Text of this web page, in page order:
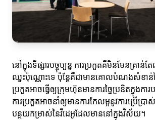
នៅក្នុងទីផ្សារបច្ចុប្បន្ន ការប្រកួតគឺមិនមែនគ្រាន់ត
ឈ្នះប៉ុណ្ណោះទេ ប៉ុន្តែគឺជាមានគោលបំណងសំខាន់នៃ
ប្រកួតអាចធ្វើឲ្យក្រុមហ៊ុនមានការច្នៃប្រឌិតក្នុងក
ការប្រកួតអាចនាំឲ្យមានការកែលម្អនូវការប្រើប្
បន្ថយកម្រាស់នៃវីដេអូដែលមាននៅក្នុងវិស័យ។